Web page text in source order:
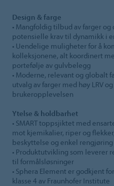
Design & farge
• Mangfoldig tilbud av farger
potensielle krav til dynamikk i
• Uendelige muligheter for å
kolleksjonene, alt koordinert
portefølje av gulvbelegg
• Moderne, relevant og globalt
utvalg av farger med høy LRV
brukeropplevelsen
Ytelse & holdbarhet
• SMART toppsjiktet med
mot kjemikalier, riper og
beskyttelse og enkel rengjøring
• Produktutvikling som leverer
til formålsløsninger
• Sphera Element er godkjent
klasse 4 av Fraunhofer Institute